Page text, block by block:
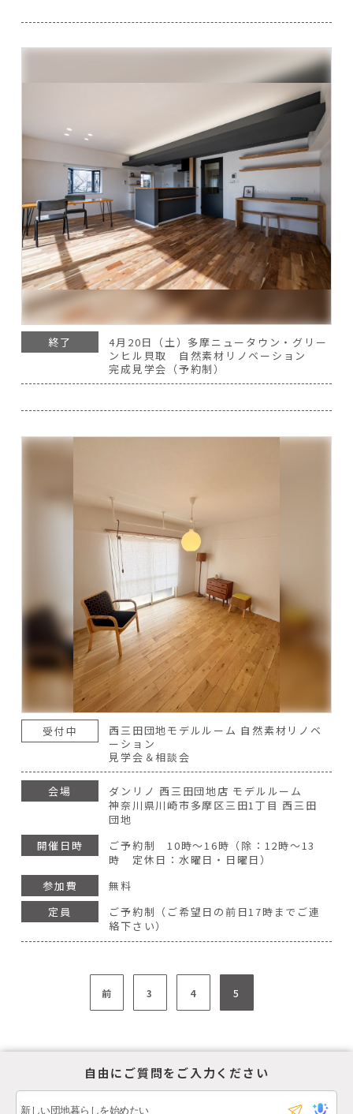
終了
4月20日（土）多摩ニュータウン・グリー
ンヒル貝取 自然素材リノベーション
完成見学会（予約制）
受付中
西三田団地モデルルーム 自然素材リノベ
ーション
見学会＆相談会
会場
ダンリノ 西三田団地店 モデルルーム
神奈川県川崎市多摩区三田1丁目 西三田
団地
開催日時
ご予約制 10時～16時（除：12時～13
時 定休日：水曜日・日曜日）
参加費
無料
定員
ご予約制（ご希望日の前日17時までご連
絡下さい）
前 3 4 5
自由にご質問をご入力ください